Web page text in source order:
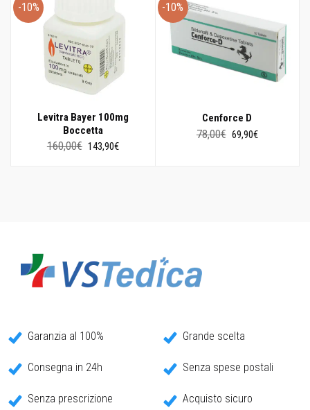
-10%
Levitra Bayer 100mg
Boccetta
160,00€ Il
prezzo
143,90€Il
prezzo
-10%
Cenforce D
78,00€ Il
prezzo
69,90€Il
prezzo
Garanzia al 100%
Consegna in 24h
Senza prescrizione
Grande scelta
Senza spese postali
Acquisto sicuro